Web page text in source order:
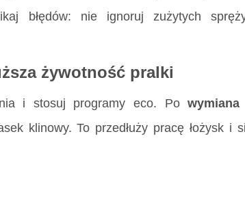
błędów: nie ignoruj zużytych
żywotność pralki
i stosuj programy eco. Po
klinowy. To przedłuży pracę łożysk i